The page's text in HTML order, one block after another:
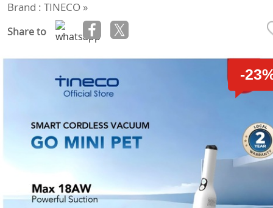
Brand : TINECO »
Share to
-